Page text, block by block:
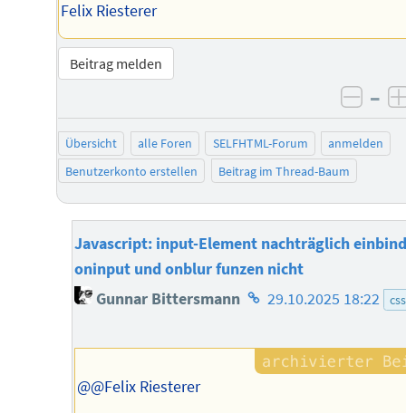
Felix Riesterer
Beitrag melden
–
Übersicht alle Foren SELFHTML-Forum
anmelden
Benutzerkonto erstellen
Beitrag im Thread-Baum
Javascript: input-Element nachträglich
oninput und onblur funzen nicht
Gunnar Bittersmann Homepage
Autors
29.10.2025 18:22 css
@@Felix Riesterer